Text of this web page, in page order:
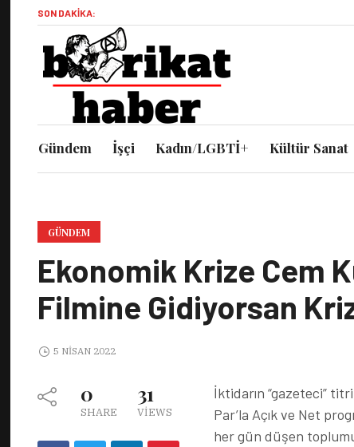
SON DAKIKA:
Gündem İşçi Kadın/LGBTİ+ Kültür Sanat
GÜNDEM
Ekonomik Krize Cem
Filmine Gidiyorsan
5 NISAN 2022
0
SHARE
31
VIEWS
İktidarın “gazeteci”
Par’la Açık ve Net
her gün düşen